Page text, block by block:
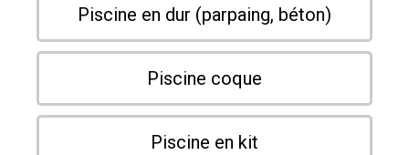
Piscine en dur (parpaing, béton)
Piscine coque
Piscine en kit